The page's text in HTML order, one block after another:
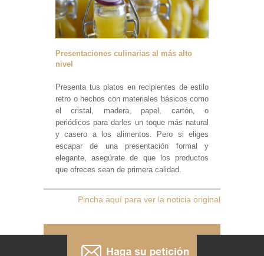
Presentaciones culinarias al más alto
nivel
Presenta tus platos en recipientes de estilo
retro o hechos con materiales básicos como
el cristal, madera, papel, cartón, o
periódicos para darles un toque más natural
y casero a los alimentos. Pero si eliges
escapar de una presentación formal y
elegante, asegúrate de que los productos
que ofreces sean de primera calidad.
Pincha aquí para ver la noticia original